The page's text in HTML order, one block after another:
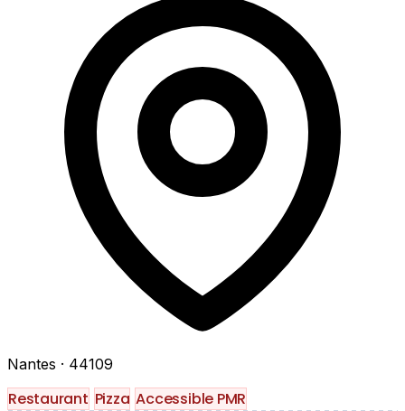
Nantes · 44109
Restaurant Pizza Accessible PMR